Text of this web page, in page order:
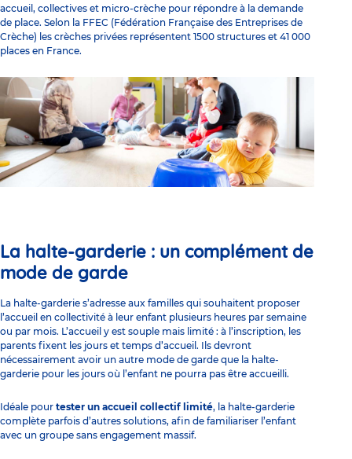
accueil, collectives et micro-crèche pour répondre à la demande
de place. Selon la FFEC (Fédération Française des Entreprises de
Crèche) les crèches privées représentent 1500 structures et 41 000
places en France.
La halte-garderie : un complément de
mode de garde
La halte-garderie s’adresse aux familles qui souhaitent proposer
l’accueil en collectivité à leur enfant plusieurs heures par semaine
ou par mois. L’accueil y est souple mais limité : à l’inscription, les
parents fixent les jours et temps d’accueil. Ils devront
nécessairement avoir un autre mode de garde que la halte-
garderie pour les jours où l’enfant ne pourra pas être accueilli.
Idéale pour tester un accueil collectif limité, la halte-garderie
complète parfois d’autres solutions, afin de familiariser l’enfant
avec un groupe sans engagement massif.